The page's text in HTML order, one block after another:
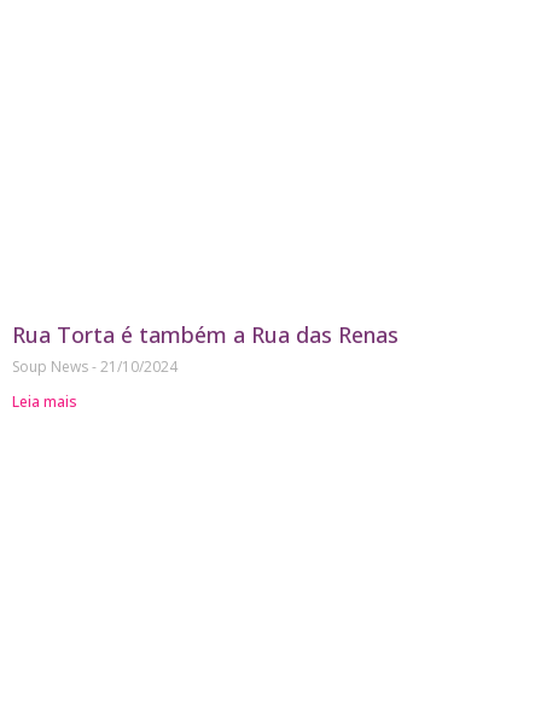
Rua Torta é também a Rua das Renas
Soup News 21/10/2024
Leia mais